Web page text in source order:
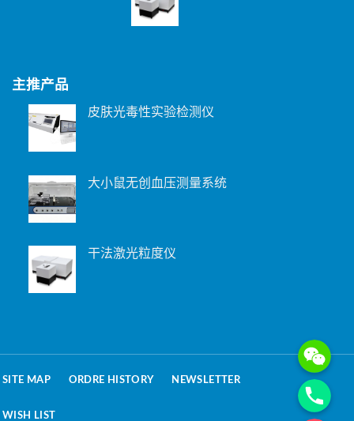
主推产品
皮肤光毒性实验检测仪
大小鼠无创血压测量系统
干法激光粒度仪
SITE MAP ORDRE HISTORY NEWSLETTER
WISH LIST
WeChat:
Phone
电子邮箱地址